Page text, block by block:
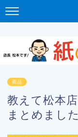
商品
教えて松本
まとめまし